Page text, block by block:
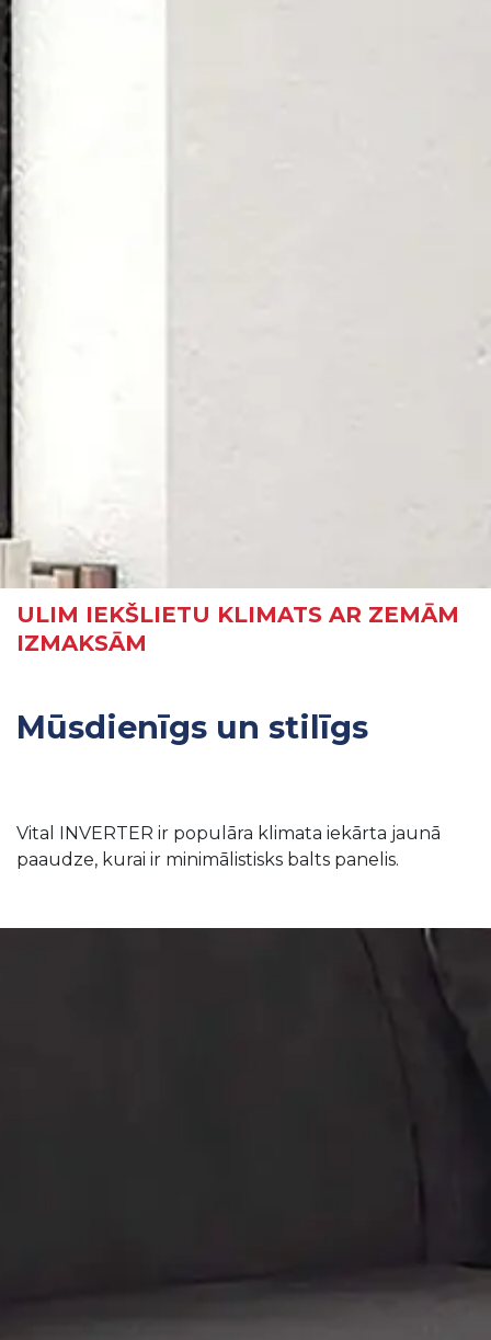
ULIM IEKŠLIETU KLIMATS AR ZEMĀM
IZMAKSĀM
Mūsdienīgs un stilīgs
Vital INVERTER ir populāra klimata iekārta jaunā
paaudze, kurai ir minimālistisks balts panelis.